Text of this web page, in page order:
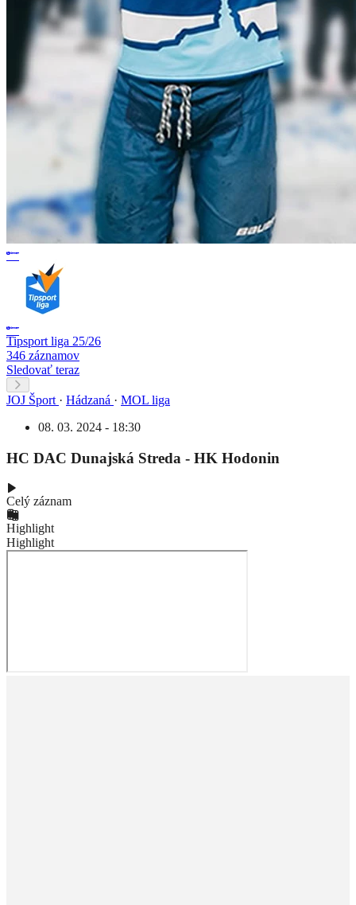
Tipsport liga 25/26
346 záznamov
Sledovať teraz
JOJ Šport · Hádzaná · MOL liga
08. 03. 2024 - 18:30
HC DAC Dunajská Streda - HK Hodonin
Celý záznam
Highlight
Highlight